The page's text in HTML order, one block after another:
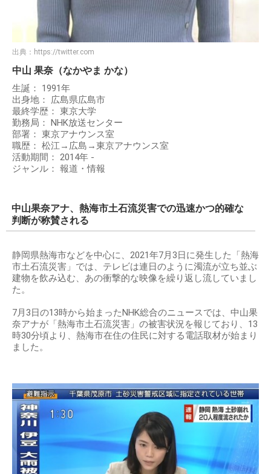
出典： https://twitter.com
中山 果奈（なかやま かな）
生誕： 1991年
出身地： 広島県広島市
最終学歴： 東京大学
勤務局： NHK放送センター
部署： 東京アナウンス室
職歴： 松江→広島→東京アナウンス室
活動期間： 2014年 -
ジャンル： 報道・情報
中山果奈アナ、熱海市土石流災害での迅速かつ的確な
判断が称賛される
静岡県熱海市などを中心に、2021年7月3日に発生した「熱海
市土石流災害」では、テレビは連日のように濁流が立ち並ぶ
建物を飲み込む、あの衝撃的な映像を繰り返し流していまし
た。
7月3日の13時から始まったNHK総合のニュースでは、中山果
奈アナが「熱海市土石流災害」の被害状況を報じており、13
時30分頃より、熱海市在住の住民に対する電話取材が始まり
ました。